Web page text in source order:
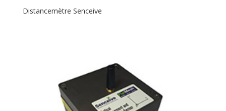
Distancemètre Senceive